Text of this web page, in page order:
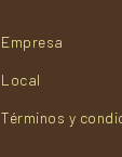
Empresa
Local
Términos y